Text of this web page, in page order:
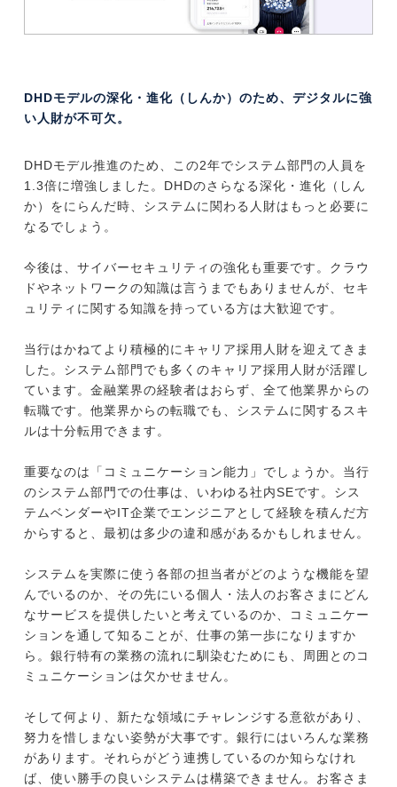
DHDモデルの深化・進化（しんか）のため、デジタルに強
い人財が不可欠。
DHDモデル推進のため、この2年でシステム部門の人員を
1.3倍に増強しました。DHDのさらなる深化・進化（しん
か）をにらんだ時、システムに関わる人財はもっと必要に
なるでしょう。
今後は、サイバーセキュリティの強化も重要です。クラウ
ドやネットワークの知識は言うまでもありませんが、セキ
ュリティに関する知識を持っている方は大歓迎です。
当行はかねてより積極的にキャリア採用人財を迎えてきま
した。システム部門でも多くのキャリア採用人財が活躍し
ています。金融業界の経験者はおらず、全て他業界からの
転職です。他業界からの転職でも、システムに関するスキ
ルは十分転用できます。
重要なのは「コミュニケーション能力」でしょうか。当行
のシステム部門での仕事は、いわゆる社内SEです。シス
テムベンダーやIT企業でエンジニアとして経験を積んだ方
からすると、最初は多少の違和感があるかもしれません。
システムを実際に使う各部の担当者がどのような機能を望
んでいるのか、その先にいる個人・法人のお客さまにどん
なサービスを提供したいと考えているのか、コミュニケー
ションを通して知ることが、仕事の第一歩になりますか
ら。銀行特有の業務の流れに馴染むためにも、周囲とのコ
ミュニケーションは欠かせません。
そして何より、新たな領域にチャレンジする意欲があり、
努力を惜しまない姿勢が大事です。銀行にはいろんな業務
があります。それらがどう連携しているのか知らなけれ
ば、使い勝手の良いシステムは構築できません。お客さま